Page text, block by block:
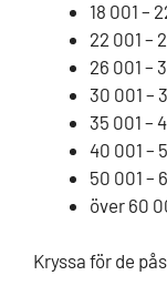
18 001 –
22 001 –
26 001 –
30 001 –
35 001 –
40 001 –
50 001 –
över 60
Kryssa för de